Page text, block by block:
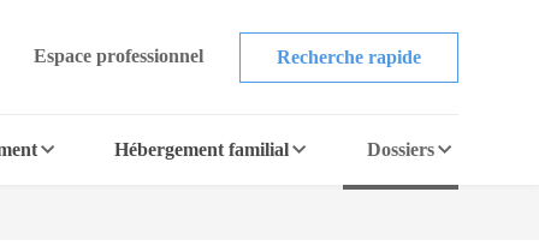
Espace professionnel Recherche rapide
Hébergement familial Dossiers